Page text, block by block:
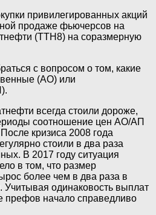
привилегированных акций
продаже фьючерсов на
(TTH8) на соразмерную
с вопросом о том, какие
(АО) или
всегда стоили дороже,
соотношение цен АО/АП
кризиса 2008 года
стоили в два раза
В 2017 году ситуация
в том, что размер
более чем в два раза в
одинаковость выплат
префов начало справедливо